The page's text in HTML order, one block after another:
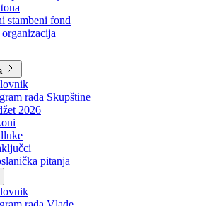
šume
BPK
privatizaciju
stambeni fond
rada Skupštine
2026
pitanja